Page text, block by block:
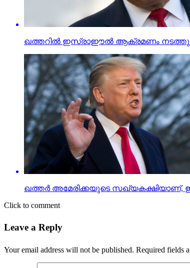
ഖത്തറില്‍ ഇസ്രാഈല്‍ ആക്രമണം
ഖത്തര്‍ അമേരിക്കയുടെ
Click to comment
Leave a Reply
Your email address will not be published. Required fields